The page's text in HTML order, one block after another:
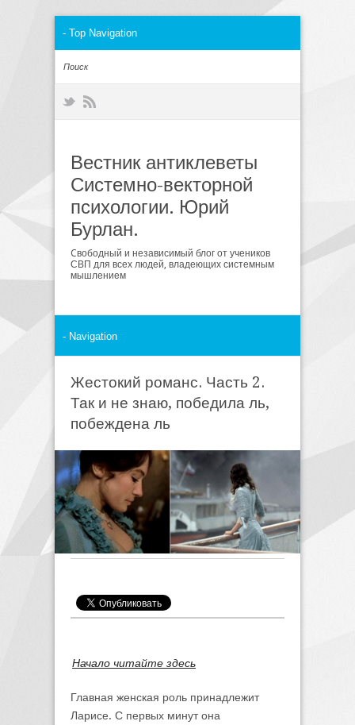
Вестник антиклеветы
Системно-векторной
психологии. Юрий
Бурлан.
Cвободный и независимый блог от учеников
СВП для всех людей, владеющих системным
мышлением
Жестокий романс. Часть 2.
Так и не знаю, победила ль,
побеждена ль
Начало читайте здесь
Главная женская роль принадлежит
Ларисе. С первых минут она